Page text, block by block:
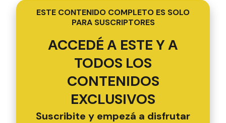
ESTE CONTENIDO COMPLETO ES SOLO
PARA SUSCRIPTORES
ACCEDÉ A ESTE Y A
TODOS LOS
CONTENIDOS
EXCLUSIVOS
Suscribite y empezá a disfrutar